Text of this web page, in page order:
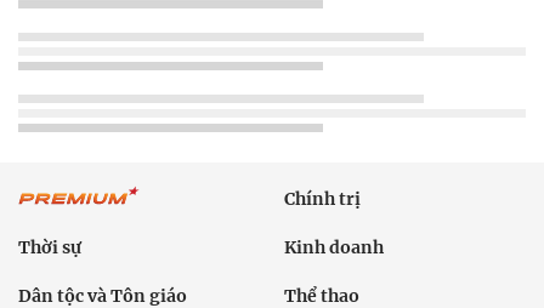
Chính trị
Thời sự Kinh doanh
Dân tộc và Tôn giáo Thể thao